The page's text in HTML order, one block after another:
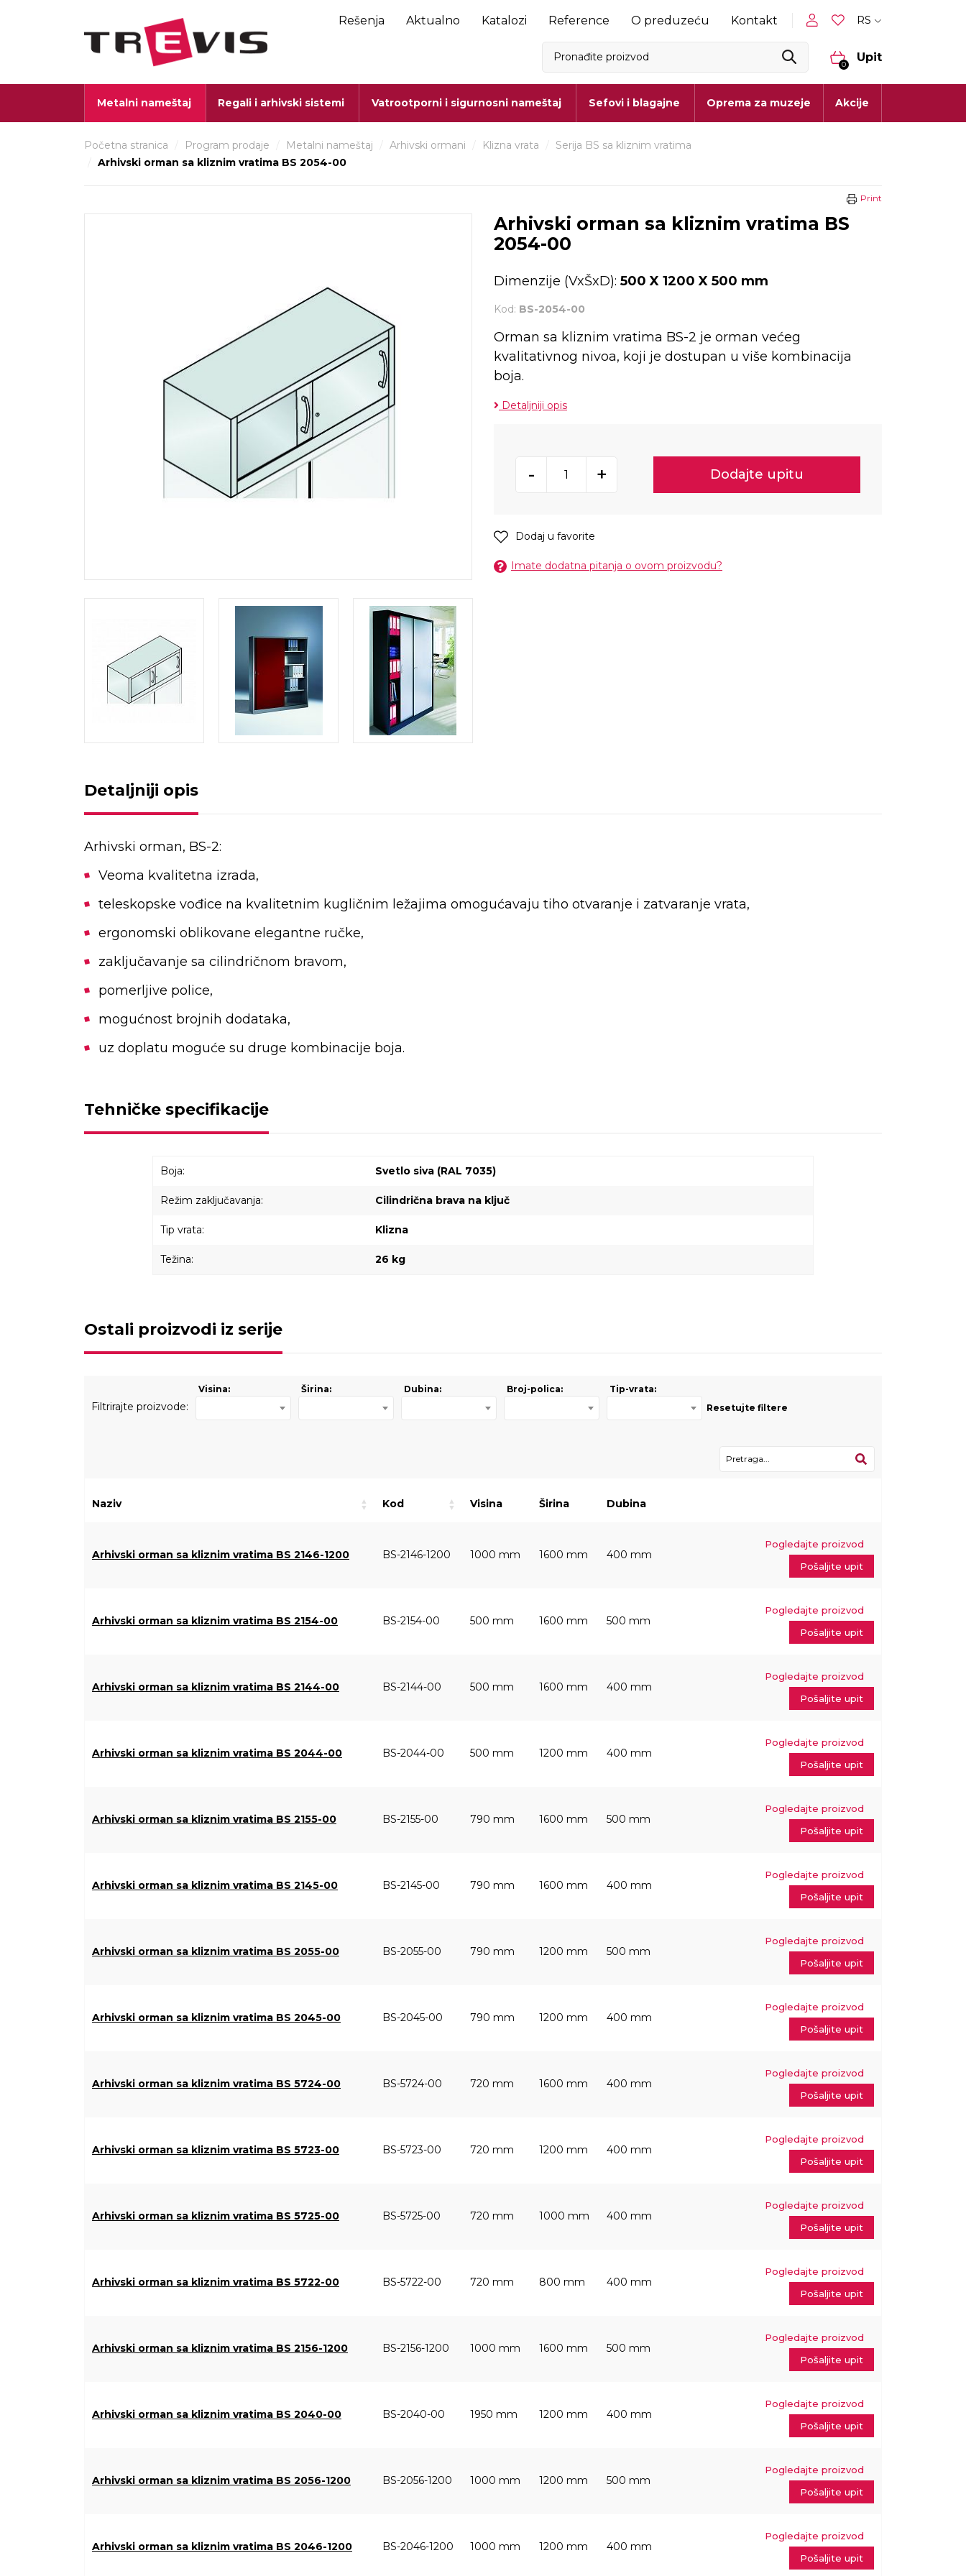
Rešenja Aktualno Katalozi Reference O preduzeću Kontakt RS
0
Upit
Metalni nameštaj Regali i arhivski sistemi Vatrootporni i sigurnosni nameštaj Sefovi i blagajne Oprema za muzeje Akcije
Početna stranica Program prodaje Metalni nameštaj Arhivski ormani Klizna vrata
Serija BS sa kliznim vratima
Arhivski orman sa kliznim vratima BS 2054-00
Print
Arhivski orman sa kliznim vratima BS
2054-00
Dimenzije (VxŠxD): 500 X 1200 X 500 mm
Kod: BS-2054-00
Orman sa kliznim vratima BS-2 je orman većeg
kvalitativnog nivoa, koji je dostupan u više kombinacija
boja.
Detaljniji opis
- + Dodajte upitu
Dodaj u favorite
Imate dodatna pitanja o ovom proizvodu?
Detaljniji opis
Arhivski orman, BS-2:
Veoma kvalitetna izrada,
teleskopske vođice na kvalitetnim kugličnim ležajima omogućavaju tiho otvaranje i zatvaranje vrata,
ergonomski oblikovane elegantne ručke,
zaključavanje sa cilindričnom bravom,
pomerljive police,
mogućnost brojnih dodataka,
uz doplatu moguće su druge kombinacije boja.
Tehničke specifikacije
Boja: Svetlo siva (RAL 7035)
Režim zaključavanja: Cilindrična brava na ključ
Tip vrata: Klizna
Težina: 26 kg
Ostali proizvodi iz serije
Filtrirajte proizvode:
Visina: Širina: Dubina: Broj-polica:
Tip-vrata:
Resetujte filtere
Naziv Kod Visina Širina Dubina
Arhivski orman sa kliznim vratima BS 2146-1200 BS-2146-1200 1000 mm 1600 mm 400 mm
Pogledajte proizvod
Pošaljite upit
Arhivski orman sa kliznim vratima BS 2154-00 BS-2154-00 500 mm 1600 mm 500 mm
Pogledajte proizvod
Pošaljite upit
Arhivski orman sa kliznim vratima BS 2144-00 BS-2144-00 500 mm 1600 mm 400 mm
Pogledajte proizvod
Pošaljite upit
Arhivski orman sa kliznim vratima BS 2044-00 BS-2044-00 500 mm 1200 mm 400 mm
Pogledajte proizvod
Pošaljite upit
Arhivski orman sa kliznim vratima BS 2155-00 BS-2155-00 790 mm 1600 mm 500 mm
Pogledajte proizvod
Pošaljite upit
Arhivski orman sa kliznim vratima BS 2145-00 BS-2145-00 790 mm 1600 mm 400 mm
Pogledajte proizvod
Pošaljite upit
Arhivski orman sa kliznim vratima BS 2055-00 BS-2055-00 790 mm 1200 mm 500 mm
Pogledajte proizvod
Pošaljite upit
Arhivski orman sa kliznim vratima BS 2045-00 BS-2045-00 790 mm 1200 mm 400 mm
Pogledajte proizvod
Pošaljite upit
Arhivski orman sa kliznim vratima BS 5724-00 BS-5724-00 720 mm 1600 mm 400 mm
Pogledajte proizvod
Pošaljite upit
Arhivski orman sa kliznim vratima BS 5723-00 BS-5723-00 720 mm 1200 mm 400 mm
Pogledajte proizvod
Pošaljite upit
Arhivski orman sa kliznim vratima BS 5725-00 BS-5725-00 720 mm 1000 mm 400 mm
Pogledajte proizvod
Pošaljite upit
Arhivski orman sa kliznim vratima BS 5722-00 BS-5722-00 720 mm 800 mm 400 mm
Pogledajte proizvod
Pošaljite upit
Arhivski orman sa kliznim vratima BS 2156-1200 BS-2156-1200 1000 mm 1600 mm 500 mm
Pogledajte proizvod
Pošaljite upit
Arhivski orman sa kliznim vratima BS 2040-00 BS-2040-00 1950 mm 1200 mm 400 mm
Pogledajte proizvod
Pošaljite upit
Arhivski orman sa kliznim vratima BS 2056-1200 BS-2056-1200 1000 mm 1200 mm 500 mm
Pogledajte proizvod
Pošaljite upit
Arhivski orman sa kliznim vratima BS 2046-1200 BS-2046-1200 1000 mm 1200 mm 400 mm
Pogledajte proizvod
Pošaljite upit